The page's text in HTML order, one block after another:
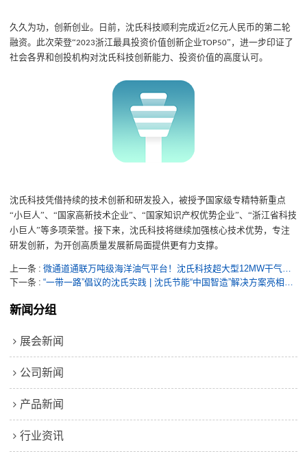
久久为功，创新创业。日前，沈氏科技顺利完成近2亿元人民币的第二轮
融资。此次荣登“2023浙江最具投资价值创新企业TOP50”，进一步印证了
社会各界和创投机构对沈氏科技创新能力、投资价值的高度认可。
沈氏科技凭借持续的技术创新和研发投入，被授予国家级专精特新重点
“小巨人”、“国家高新技术企业”、“国家知识产权优势企业”、“浙江省科技
小巨人”等多项荣誉。接下来，沈氏科技将继续加强核心技术优势，专注
研发创新，为开创高质量发展新局面提供更有力支撑。
上一条
下一条
新闻分组
展会新闻
公司新闻
产品新闻
行业资讯